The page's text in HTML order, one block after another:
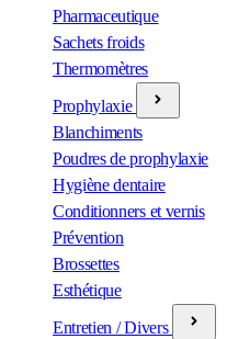
Pharmaceutique
Sachets froids
Thermomètres
Prophylaxie
Blanchiments
Poudres de prophylaxie
Hygiène dentaire
Conditionners et vernis
Prévention
Brossettes
Esthétique
Entretien / Divers